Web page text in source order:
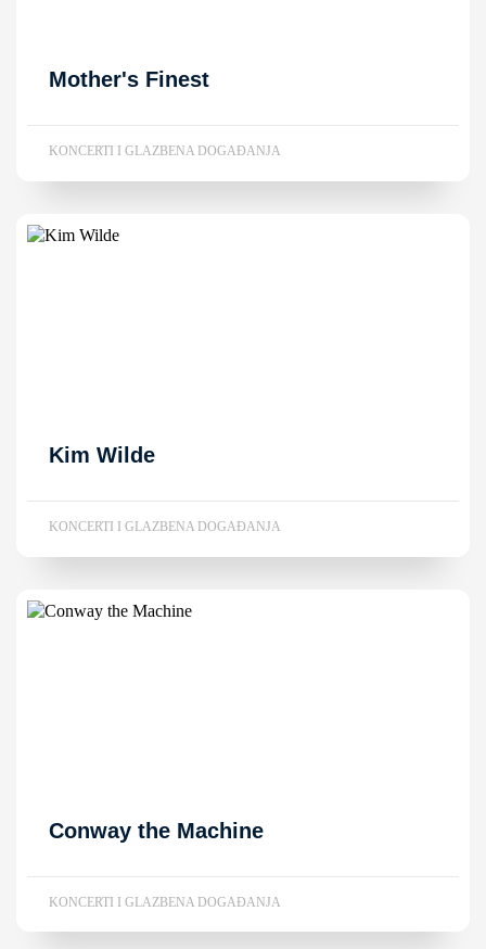
Mother's Finest
KONCERTI I GLAZBENA DOGAĐANJA
Kim Wilde
KONCERTI I GLAZBENA DOGAĐANJA
Conway the Machine
KONCERTI I GLAZBENA DOGAĐANJA